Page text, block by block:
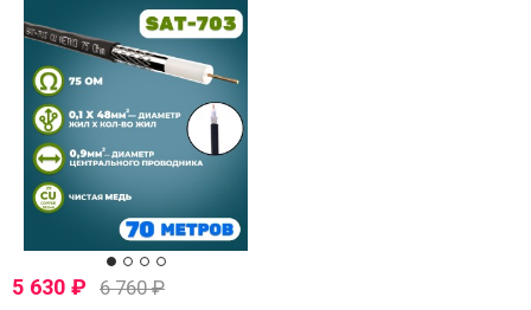
5 630 ₽ 6 760₽